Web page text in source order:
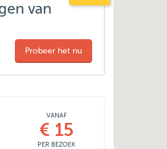
van
Probeer het nu
VANAF
€ 15
PER BEZOEK